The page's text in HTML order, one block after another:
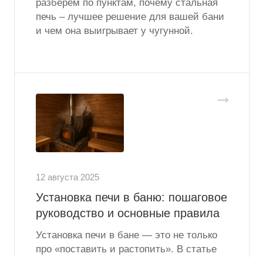
разберём по пунктам, почему стальная
печь – лучшее решение для вашей бани
и чем она выигрывает у чугунной.
12 августа 2025
Установка печи в баню: пошаговое
руководство и основные правила
Установка печи в бане — это не только
про «поставить и растопить». В статье